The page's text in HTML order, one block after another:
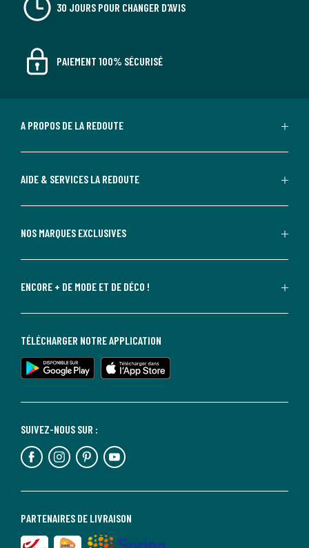
30 JOURS POUR CHANGER D'AVIS
PAIEMENT 100% SÉCURISÉ
A PROPOS DE LA REDOUTE
AIDE & SERVICES LA REDOUTE
NOS MARQUES EXCLUSIVES
ENCORE + DE MODE ET DE DÉCO !
PARTENAIRES DE LIVRAISON
SUIVEZ-NOUS SUR :
TÉLÉCHARGER NOTRE APPLICATION